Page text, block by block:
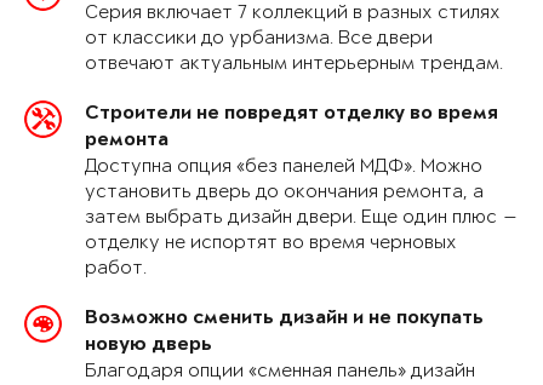
Серия включает 7 коллекций в разных стилях
от классики до урбанизма. Все двери
отвечают актуальным интерьерным трендам.
Строители не повредят отделку во время
ремонта
Доступна опция «без панелей МДФ». Можно
установить дверь до окончания ремонта, а
затем выбрать дизайн двери. Еще один плюс —
отделку не испортят во время черновых
работ.
Возможно сменить дизайн и не покупать
новую дверь
Благодаря опции «сменная панель» дизайн